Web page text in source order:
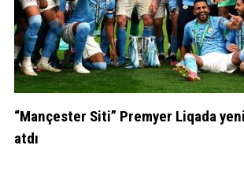
“Mançester Siti” Premyer Liqada
atdı